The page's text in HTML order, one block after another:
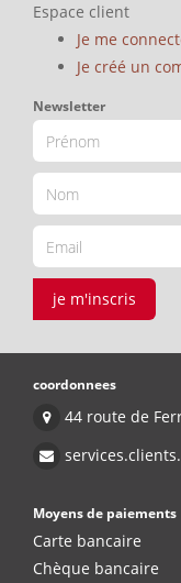
Espace client
Je me
Je créé un
Newsletter
je m'inscris
coordonnees
44 route de
Moyens de paiements
Carte bancaire
Chèque bancaire